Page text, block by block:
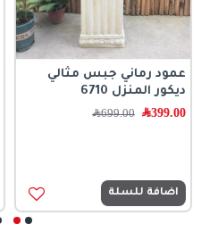
عمود رماني جبس مثالي
ديكور المنزل 6710
399.00﷼ 699.00﷼
اضافة للسلة